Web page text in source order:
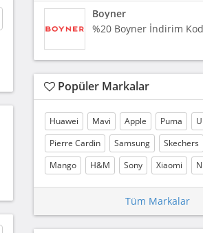
Boyner
%20 Boyner İndirim
Popüler Markalar
Huawei Mavi Apple Puma
Pierre Cardin
Samsung Skechers
Mango
H&M Sony Xiaomi
Tüm Markalar